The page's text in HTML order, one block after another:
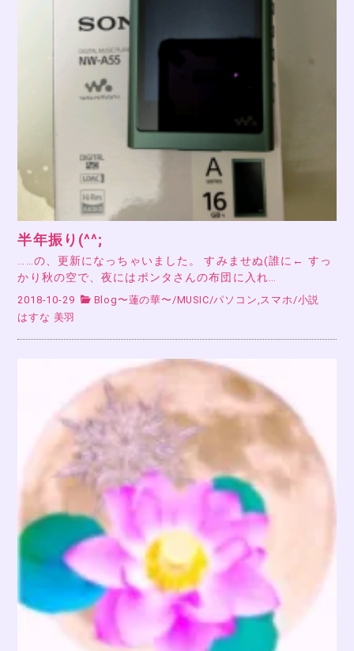
半年振り(^^;
……の、更新になっちゃいました。 すみませぬ(誰に← すっ
かり秋の空で、夜にはポンタさんの布団に入れ…
2018-10-29 Blog〜蓮の華〜 /MUSIC/パソコン,スマホ /小説
はすな 美羽